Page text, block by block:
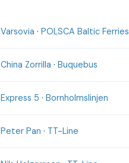
Varsovia · POLSCA Baltic Ferries
China Zorrilla · Buquebus
Express 5 · Bornholmslinjen
Peter Pan · TT-Line